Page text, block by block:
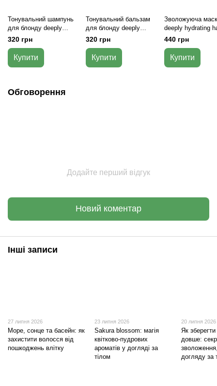
Тонувальний шампунь
для блонду deeply
blond toning shampoo
320 грн
Купити
Тонувальний бальзам
для блонду deeply
blond toning hair balm
320 грн
Купити
Зволожуюча
deeply hydrating
mask 300 мл
440 грн
Купити
Обговорення
Додайте перший відгук
Новий коментар
Інші записи
27 липня 2026
Море, сонце та басейн: як
захистити волосся від
пошкоджень влітку
23 липня 2026
Sakura blossom: магія
квітково-пудрових
ароматів у догляді за
тілом
20 липня 2026
Як
довше:
догляду за